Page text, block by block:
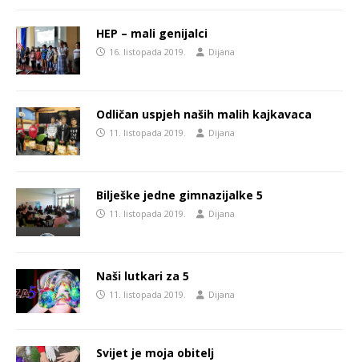
HEP – mali genijalci
16. listopada 2019. Dijana
Odličan uspjeh naših malih kajkavaca
11. listopada 2019. Dijana
Bilješke jedne gimnazijalke 5
11. listopada 2019. Dijana
Naši lutkari za 5
11. listopada 2019. Dijana
Svijet je moja obitelj